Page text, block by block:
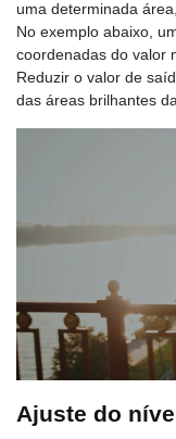
uma determinada
No exemplo abaixo,
coordenadas do valor
Reduzir o valor de
das áreas brilhantes
Ajuste do